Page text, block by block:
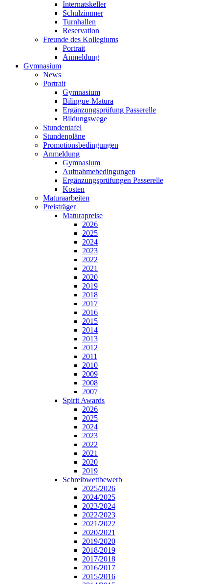
Internatskeller
Schulzimmer
Turnhallen
Reservation
Freunde des Kollegiums
Portrait
Anmeldung
Gymnasium
News
Portrait
Gymnasium
Bilingue-Matura
Ergänzungsprüfung Passerelle
Bildungswege
Stundentafel
Stundenpläne
Promotionsbedingungen
Anmeldung
Gymnasium
Aufnahmebedingungen
Ergänzungsprüfungen Passerelle
Kosten
Maturaarbeiten
Preisträger
Maturapreise
2026
2025
2024
2023
2022
2021
2020
2019
2018
2017
2016
2015
2014
2013
2012
2011
2010
2009
2008
2007
Spirit Awards
2026
2025
2024
2023
2022
2021
2020
2019
Schreibwettbewerb
2025/2026
2024/2025
2023/2024
2022/2023
2021/2022
2020/2021
2019/2020
2018/2019
2017/2018
2016/2017
2015/2016